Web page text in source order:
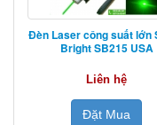
Đèn Laser công suất lớn
Bright SB215 USA
Liên hệ
Đặt Mua